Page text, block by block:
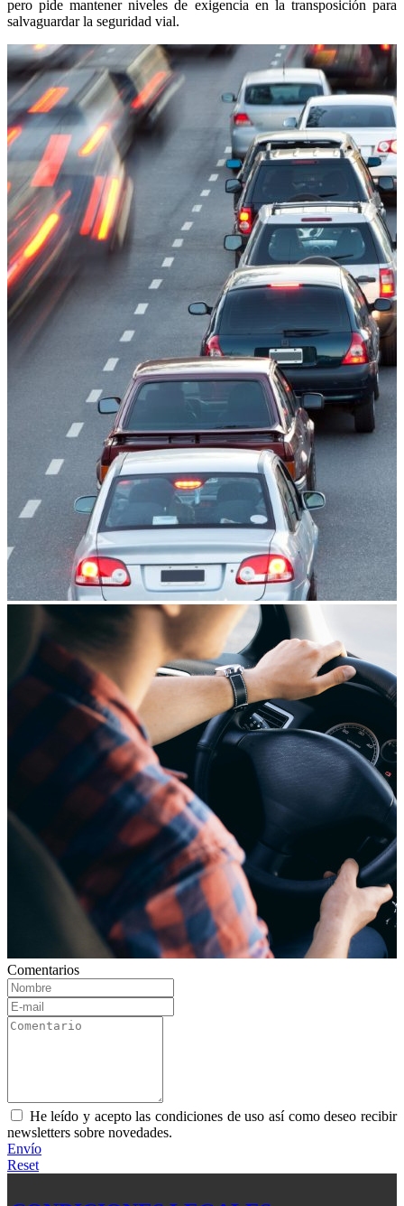
pero pide mantener niveles de exigencia en la transposición para
salvaguardar la seguridad vial.
Comentarios
He leído y acepto las condiciones de uso así como deseo recibir
newsletters sobre novedades.
Envío
Reset